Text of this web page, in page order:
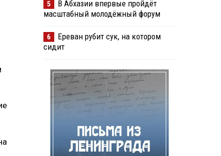
5
В Абхазии впервые пройдёт
масштабный молодёжный форум
6
Ереван рубит сук, на котором
сидит